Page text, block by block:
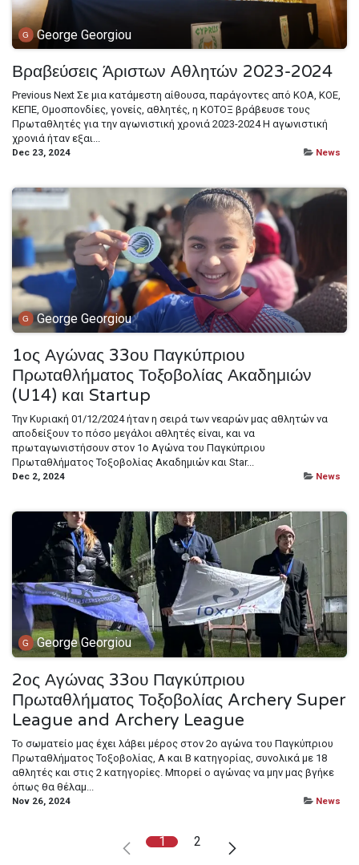
George Georgiou
Βραβεύσεις Άριστων Αθλητών 2023-2024
Previous Next Σε μια κατάμεστη αίθουσα, παράγοντες από ΚΟΑ, ΚΟΕ,
ΚΕΠΕ, Ομοσπονδίες, γονείς, αθλητές, η ΚΟΤΟΞ βράβευσε τους
Πρωταθλητές για την αγωνιστική χρονιά 2023-2024 Η αγωνιστική
χρονιά ήταν εξαι...
Dec 23, 2024 News
George Georgiou
1ος Αγώνας 33ου Παγκύπριου
Πρωταθλήματος Τοξοβολίας Ακαδημιών
(U14) και Startup
Την Κυριακή 01/12/2024 ήταν η σειρά των νεαρών μας αθλητών να
αποδείξουν το πόσο μεγάλοι αθλητές είναι, και να
πρωταγωνιστήσουν στον 1ο Αγώνα του Παγκύπριου
Πρωταθλήματος Τοξοβολίας Ακαδημιών και Star...
Dec 2, 2024 News
George Georgiou
2ος Αγώνας 33ου Παγκύπριου
Πρωταθλήματος Τοξοβολίας Archery Super
League and Archery League
To σωματείο μας έχει λάβει μέρος στον 2ο αγώνα του Παγκύπριου
Πρωταθλήματος Τοξοβολίας, Α και Β κατηγορίας, συνολικά με 18
αθλητές και στις 2 κατηγορίες. Μπορεί ο αγώνας να μην μας βγήκε
όπως θα θέλαμ...
Nov 26, 2024 News
1 2